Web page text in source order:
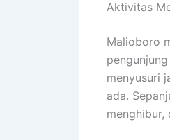
Aktivitas
Malioboro
menyusuri
ada.
menghibur,